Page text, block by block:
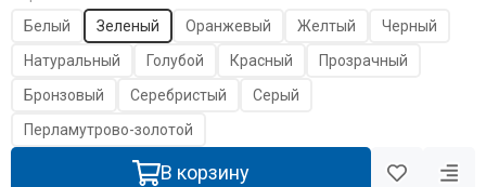
Белый
Зеленый Оранжевый Желтый
Черный
Натуральный
Голубой Красный
Прозрачный
Бронзовый
Серебристый
Серый
Перламутрово-золотой
В корзину